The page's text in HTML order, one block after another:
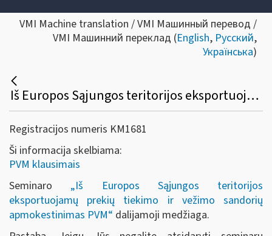
VMI Machine translation / VMI Машинный перевод /
VMI Машинний переклад (English, Русский,
Українська)
Iš Europos Sąjungos teritorijos eksportuojamų prekių tiekimo ir vežimo sandorių apmokestinimas PVM
Registracijos numeris KM1681
Ši informacija skelbiama:
PVM klausimais
Seminaro „Iš Europos Sąjungos teritorijos
eksportuojamų prekių tiekimo ir vežimo sandorių
apmokestinimas PVM“ dalijamoji medžiaga.